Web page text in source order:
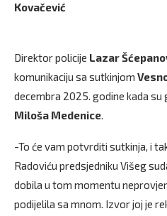
Kovačević
Direktor policije Lazar
komunikaciju sa sutkinjom
decembra 2025. godine kada su
Miloša Medenice.
-To će vam potvrditi sutkinja, i
Radoviću predsjedniku Višeg
dobila u tom momentu
podijelila sa mnom. Izvor joj je